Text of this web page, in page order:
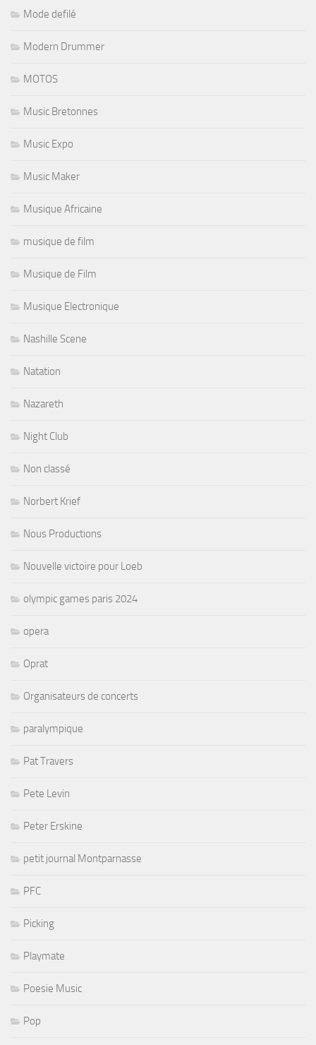
Mode defilé
Modern Drummer
MOTOS
Music Bretonnes
Music Expo
Music Maker
Musique Africaine
musique de film
Musique de Film
Musique Electronique
Nashille Scene
Natation
Nazareth
Night Club
Non classé
Norbert Krief
Nous Productions
Nouvelle victoire pour Loeb
olympic games paris 2024
opera
Oprat
Organisateurs de concerts
paralympique
Pat Travers
Pete Levin
Peter Erskine
petit journal Montparnasse
PFC
Picking
Playmate
Poesie Music
Pop